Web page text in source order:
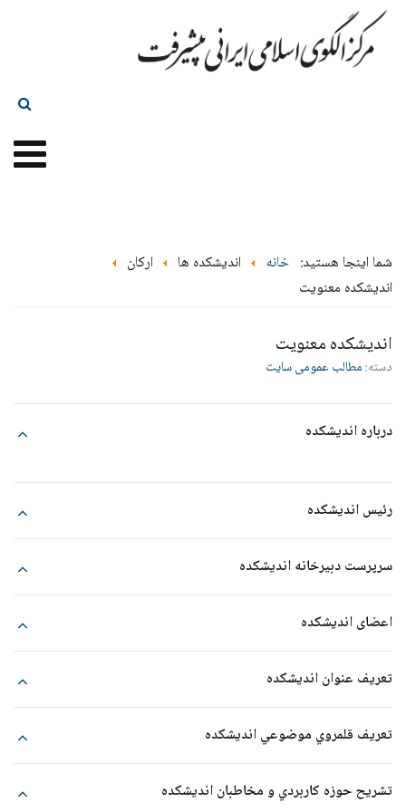
شما اینجا هستید: خانه اندیشکده ها
ارکان
اندیشکده معنویت
اندیشکده معنویت
دسته:مطالب عمومی سایت
درباره اندیشکده
رئيس انديشكده
سرپرست دبيرخانه انديشكده
اعضای اندیشکده
ردیف
2
حجت الاسلام دکتر سید احمد غفاری قره
تعریف عنوان اندیشکده
تعريف قلمروي موضوعي انديشكده
تشريح حوزه كاربردي و مخاطبان انديشكده